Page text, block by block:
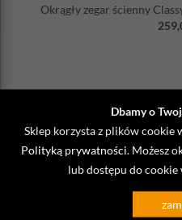
Dbamy o
Sklep korzysta z plików cookie
Polityką prywatności . Możesz
lub dostępu do cookie
Okrągły zegar ścienny